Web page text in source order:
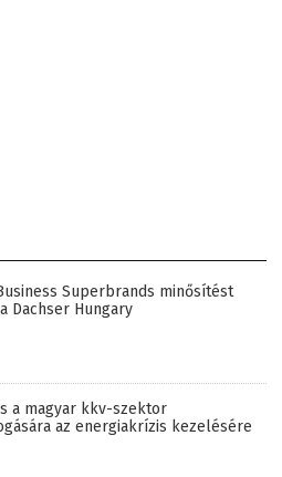
Superbrands minősítést
Dachser Hungary
a magyar kkv-szektor
az energiakrízis kezelésére